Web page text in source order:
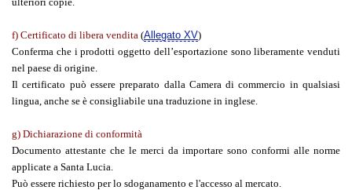
f) Certificato di libera vendita (Allegato XV)
Conferma che i prodotti oggetto dell’esportazione sono liberamente venduti
nel paese di origine.
Il certificato può essere preparato dalla Camera di commercio in qualsiasi
lingua, anche se è consigliabile una traduzione in inglese.
g) Dichiarazione di conformità
Documento attestante che le merci da importare sono conformi alle norme
applicate a Santa Lucia.
Può essere richiesto per lo sdoganamento e l'accesso al mercato.